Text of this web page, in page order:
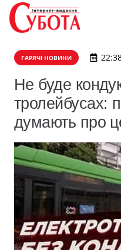
ГАРЯЧІ НОВИНИ
Не буде
тролейбусах:
думають про